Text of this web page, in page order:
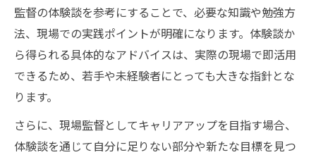
監督の体験談を参考にすることで、必要な知識や勉強方
法、現場での実践ポイントが明確になります。体験談か
ら得られる具体的なアドバイスは、実際の現場で即活用
できるため、若手や未経験者にとっても大きな指針とな
ります。
さらに、現場監督としてキャリアアップを目指す場合、
体験談を通じて自分に足りない部分や新たな目標を見つ